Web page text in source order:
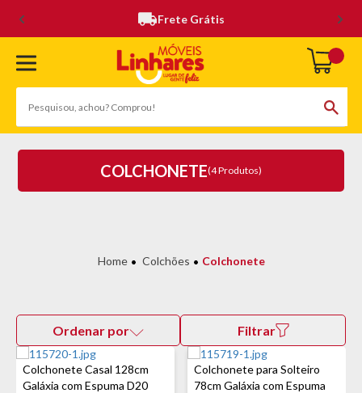
Frete Grátis
COLCHONETE(4 Produtos)
Colchões Colchonete
Ordenar por Filtrar
Colchonete Casal 128cm
Galáxia com Espuma D20
Colchonete para Solteiro
78cm Galáxia com Espuma